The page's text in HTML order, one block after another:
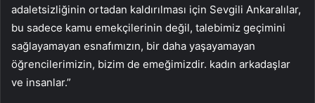
adaletsizliğinin ortadan kaldırılması için Sevgili Ankaralılar,
bu sadece kamu emekçilerinin değil, talebimiz geçimini
sağlayamayan esnafımızın, bir daha yaşayamayan
öğrencilerimizin, bizim de emeğimizdir. kadın arkadaşlar
ve insanlar.”